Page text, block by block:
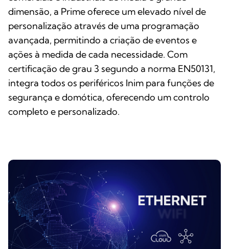
dimensão, a Prime oferece um elevado nível de
personalização através de uma programação
avançada, permitindo a criação de eventos e
ações à medida de cada necessidade. Com
certificação de grau 3 segundo a norma EN50131,
integra todos os periféricos Inim para funções de
segurança e domótica, oferecendo um controlo
completo e personalizado.